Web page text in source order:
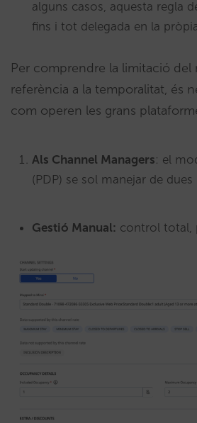
alguns casos, aquesta regla
fins i tot delegada en la
Per comprendre la limitació del
referència a la temporalitat, és
com operen les grans
Als Channel Managers: el
(PDP) se sol manejar de dues
Gestió Manual: control total,